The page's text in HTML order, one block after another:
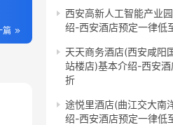
篇
西安高新人工智能产业
绍-西安酒店预定一律低
天天商务酒店(西安咸阳
站楼店)基本介绍-西安
折
途悦里酒店(曲江交大南
绍-西安酒店预定一律低